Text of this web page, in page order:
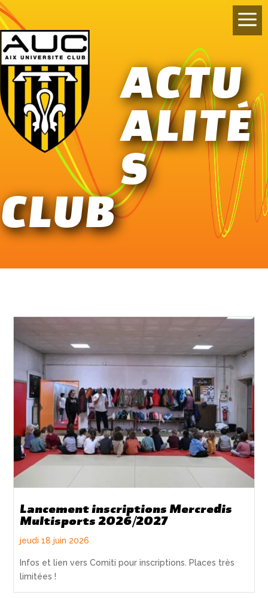
a
ACTU
ALITÉ
S
CLUB
Lancement inscriptions Mercredis
Multisports 2026/2027
jeudi 18 juin 2026
Infos et lien vers Comiti pour inscriptions. Places très
limitées !